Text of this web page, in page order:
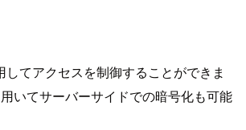
てアクセスを制御することができま
いてサーバーサイドでの暗号化も可能